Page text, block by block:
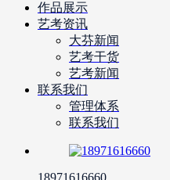
作品展示
艺考资讯
大芬新闻
艺考干货
艺考新闻
联系我们
管理体系
联系我们
18971616660